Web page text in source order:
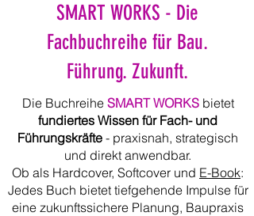
SMART WORKS - Die
Fachbuchreihe für Bau.
Führung. Zukunft.
Die Buchreihe SMART WORKSbietet
fundiertes Wissen für Fach- und
Führungskräfte - praxisnah, strategisch
und direkt anwendbar.
Ob als Hardcover, Softcover und E-Book:
Jedes Buch bietet tiefgehende Impulse für
eine zukunftssichere Planung, Baupraxis